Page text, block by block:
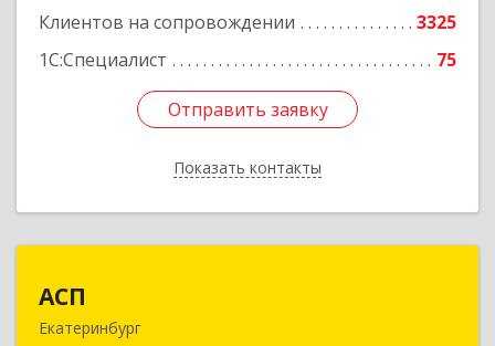
Клиентов на сопровождении
3325
1С:Специалист
75
Отправить заявку
Показать контакты
Отправить заявку
Назад
АСП
Екатеринбург
620075, Свердловская обл, Екатеринбург г,